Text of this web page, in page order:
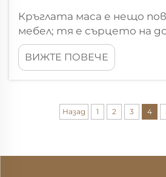
Кръглата маса е нещо
мебел; тя е сърцето на
единство и разговор.
FH-Marblexpert.com, с
години опит в
камъни...
ВИЖТЕ ПОВЕЧЕ
Назад 1 2 3 4